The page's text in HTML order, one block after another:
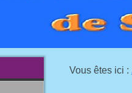
Vous êtes ici :